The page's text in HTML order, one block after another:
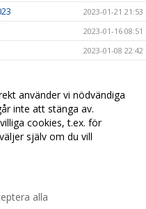
2023-01-21 21:53
2023-01-16 08:51
2023-01-08 22:42
2022-12-27 12:20
2022-12-27 12:18
2022-03-01 13:55
använder vi nödvändiga
inte att stänga av.
cookies, t.ex. för
själv om du vill
alla